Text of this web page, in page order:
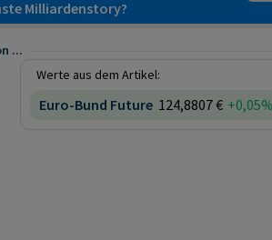
Milliardenstory?
...
Werte aus dem Artikel:
Euro-Bund Future 124,8807 € +0,05%